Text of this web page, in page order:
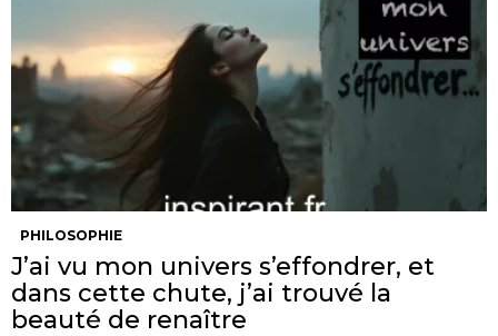
PHILOSOPHIE
J’ai vu mon univers s’effondrer, et
dans cette chute, j’ai trouvé la
beauté de renaître